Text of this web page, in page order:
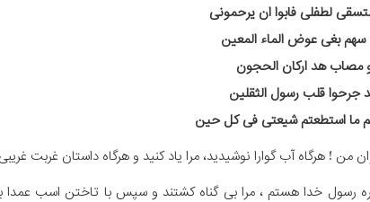
لطفلى فابوا ان یرحمونى
بغى عوض الماء المعین
و مصاب هد ارکان الحجون
جرحوا قلب رسول الثقلین
ما استطعتم شیعتى فى کل حین
من ! هرگاه آب گوارا نوشیدید، مرا یاد کنید و هرگاه داستان غربت
رسول خدا هستم ، مرا بى گناه کشتند و سپس با تاختن اسب عمدا